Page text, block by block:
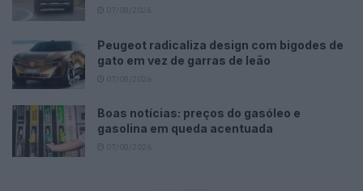
Peugeot radicaliza design com bigodes de
gato em vez de garras de leão
Boas notícias: preços do gasóleo e
gasolina em queda acentuada